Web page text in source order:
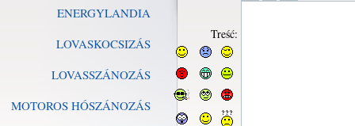
ENERGYLANDIA
LOVASKOCSIZÁS
LOVASSZÁNOZÁS
MOTOROS HÓSZÁNOZÁS
Treść: